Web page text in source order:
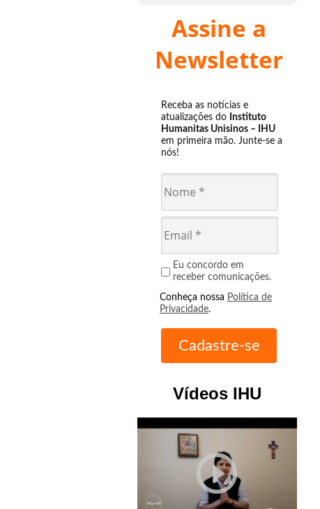
Assine a
Newsletter
Receba as notícias e
atualizações do Instituto
Humanitas Unisinos – IHU
em primeira mão. Junte-se a
nós!
Eu concordo em
receber comunicações.
Conheça nossa Política de
Privacidade.
Vídeos IHU
play_circle_outline